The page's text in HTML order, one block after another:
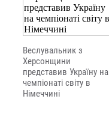
Веслувальник з
Херсонщини
представив Україну на
чемпіонаті світу в
Німеччині